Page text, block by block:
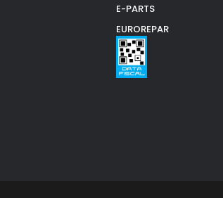
E-PARTS
EUROREPAR